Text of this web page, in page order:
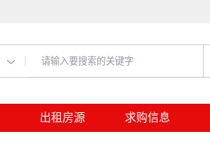
出租房源 求购信息